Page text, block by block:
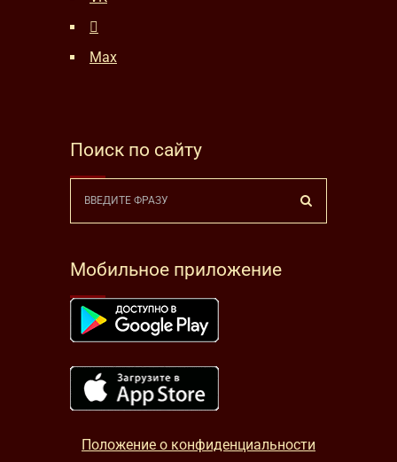
Max
Поиск по сайту
Мобильное приложение
Положение о конфиденциальности